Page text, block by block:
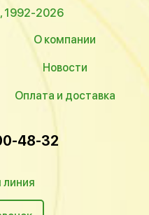
2026
О компании
Новости
Оплата и доставка
48-32
линия